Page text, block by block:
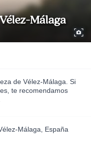
Málaga
de Vélez-Málaga. Si
te recomendamos
Málaga, España